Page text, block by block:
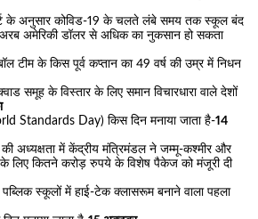
के अनुसार कोविड-19 के चलते लंबे समय तक स्कूल बंद
अमेरिकी डॉलर से अधिक का नुकसान हो सकता
टीम के किस पूर्व कप्तान का 49 वर्ष की उम्र में निधन
समूह के विस्तार के लिए समान विचारधारा वाले देशों
Standards Day) किस दिन मनाया जाता है-14
की अध्यक्षता में केंद्रीय मंत्रिमंडल ने जम्मू-कश्मीर और
के लिए कितने करोड़ रुपये के विशेष पैकेज को मंजूरी दी
स्कूलों में हाई-टेक क्लासरूम बनाने वाला पहला